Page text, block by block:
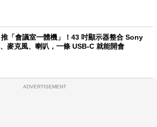
「會議室一體機」！43 吋顯示器整合 Sony
麥克風、喇叭，一條 USB-C 就能開會
ADVERTISEMENT